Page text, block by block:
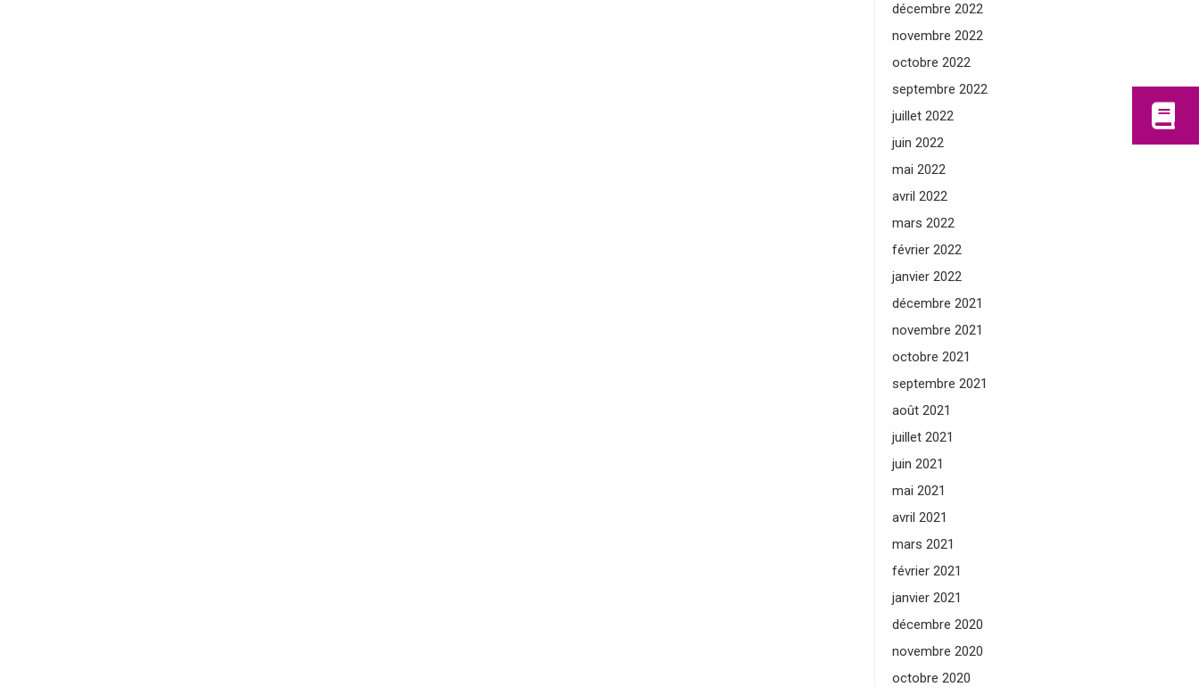
décembre 2022
novembre 2022
octobre 2022
septembre 2022
juillet 2022
juin 2022
mai 2022
avril 2022
mars 2022
février 2022
janvier 2022
décembre 2021
novembre 2021
octobre 2021
septembre 2021
août 2021
juillet 2021
juin 2021
mai 2021
avril 2021
mars 2021
février 2021
janvier 2021
décembre 2020
novembre 2020
octobre 2020